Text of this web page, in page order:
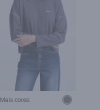
Mais cores: